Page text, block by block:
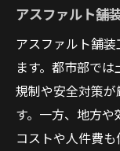
アスファルト舗
アスファルト舗
ます。都市部で
規制や安全対策
す。一方、地方
コストや人件費